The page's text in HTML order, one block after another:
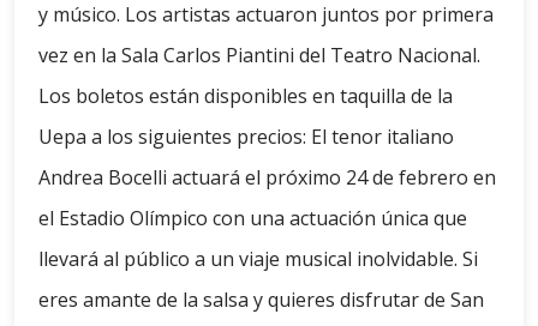
y músico. Los artistas actuaron juntos por primera
vez en la Sala Carlos Piantini del Teatro Nacional.
Los boletos están disponibles en taquilla de la
Uepa a los siguientes precios: El tenor italiano
Andrea Bocelli actuará el próximo 24 de febrero en
el Estadio Olímpico con una actuación única que
llevará al público a un viaje musical inolvidable. Si
eres amante de la salsa y quieres disfrutar de San